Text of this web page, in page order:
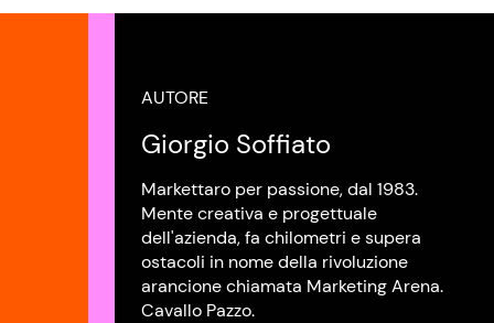
AUTORE
Giorgio Soffiato
Markettaro per passione, dal 1983.
Mente creativa e progettuale
dell'azienda, fa chilometri e supera
ostacoli in nome della rivoluzione
arancione chiamata Marketing Arena.
Cavallo Pazzo.